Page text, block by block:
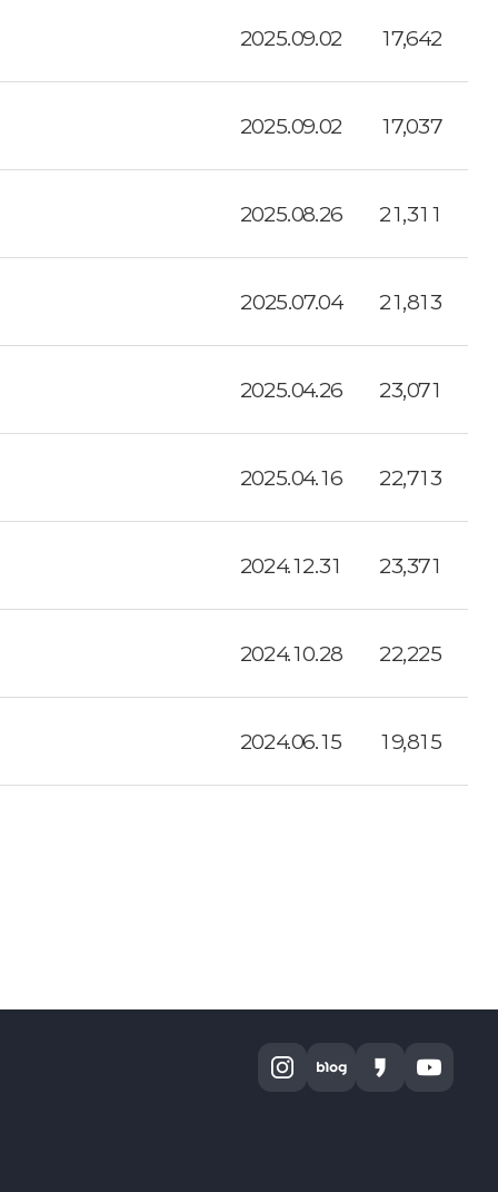
2025.09.02 17,642
2025.09.02 17,037
2025.08.26 21,311
2025.07.04 21,813
2025.04.26 23,071
2025.04.16 22,713
2024.12.31 23,371
2024.10.28 22,225
2024.06.15 19,815